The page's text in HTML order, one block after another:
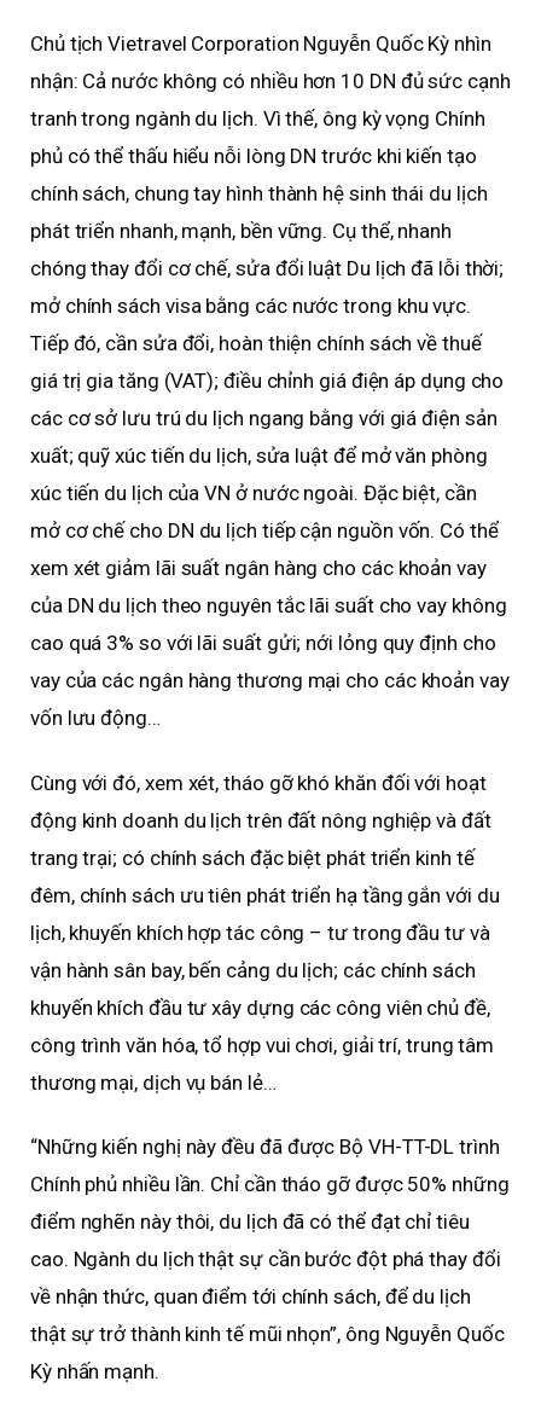
Chủ tịch Vietravel Corporation Nguyễn Quốc Kỳ nhìn
nhận: Cả nước không có nhiều hơn 10 DN đủ sức cạnh
tranh trong ngành du lịch. Vì thế, ông kỳ vọng Chính
phủ có thể thấu hiểu nỗi lòng DN trước khi kiến tạo
chính sách, chung tay hình thành hệ sinh thái du lịch
phát triển nhanh, mạnh, bền vững. Cụ thể, nhanh
chóng thay đổi cơ chế, sửa đổi luật Du lịch đã lỗi thời;
mở chính sách visa bằng các nước trong khu vực.
Tiếp đó, cần sửa đổi, hoàn thiện chính sách về thuế
giá trị gia tăng (VAT); điều chỉnh giá điện áp dụng cho
các cơ sở lưu trú du lịch ngang bằng với giá điện sản
xuất; quỹ xúc tiến du lịch, sửa luật để mở văn phòng
xúc tiến du lịch của VN ở nước ngoài. Đặc biệt, cần
mở cơ chế cho DN du lịch tiếp cận nguồn vốn. Có thể
xem xét giảm lãi suất ngân hàng cho các khoản vay
của DN du lịch theo nguyên tắc lãi suất cho vay không
cao quá 3% so với lãi suất gửi; nới lỏng quy định cho
vay của các ngân hàng thương mại cho các khoản vay
vốn lưu động…
Cùng với đó, xem xét, tháo gỡ khó khăn đối với hoạt
động kinh doanh du lịch trên đất nông nghiệp và đất
trang trại; có chính sách đặc biệt phát triển kinh tế
đêm, chính sách ưu tiên phát triển hạ tầng gắn với du
lịch, khuyến khích hợp tác công – tư trong đầu tư và
vận hành sân bay, bến cảng du lịch; các chính sách
khuyến khích đầu tư xây dựng các công viên chủ đề,
công trình văn hóa, tổ hợp vui chơi, giải trí, trung tâm
thương mại, dịch vụ bán lẻ…
“Những kiến nghị này đều đã được Bộ VH-TT-DL trình
Chính phủ nhiều lần. Chỉ cần tháo gỡ được 50% những
điểm nghẽn này thôi, du lịch đã có thể đạt chỉ tiêu
cao. Ngành du lịch thật sự cần bước đột phá thay đổi
về nhận thức, quan điểm tới chính sách, để du lịch
thật sự trở thành kinh tế mũi nhọn”, ông Nguyễn Quốc
Kỳ nhấn mạnh.